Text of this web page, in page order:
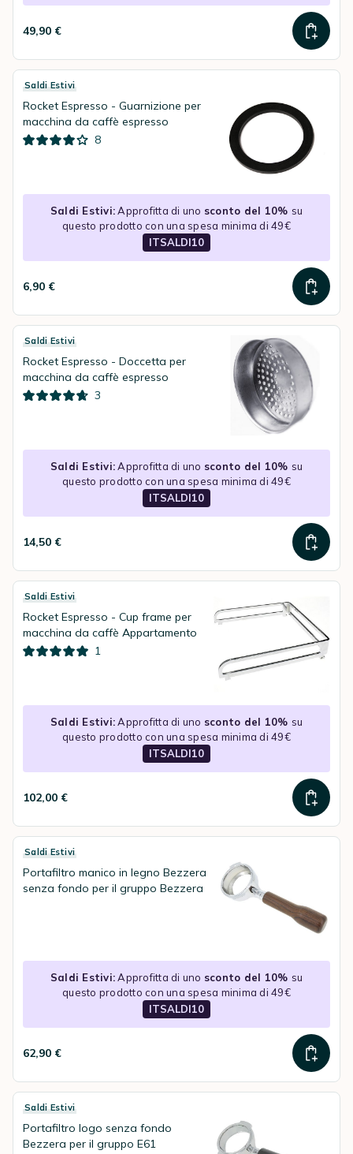
49,90 €
Saldi Estivi
Rocket Espresso - Guarnizione per
macchina da caffè espresso
8
Saldi Estivi:Approfitta di uno sconto del 10% su
questo prodotto con una spesa minima di 49€
ITSALDI10
6,90 €
Saldi Estivi
Rocket Espresso - Doccetta per
macchina da caffè espresso
3
Saldi Estivi:Approfitta di uno sconto del 10% su
questo prodotto con una spesa minima di 49€
ITSALDI10
14,50 €
Saldi Estivi
Rocket Espresso - Cup frame per
macchina da caffè Appartamento
1
Saldi Estivi:Approfitta di uno sconto del 10% su
questo prodotto con una spesa minima di 49€
ITSALDI10
102,00 €
Saldi Estivi
Portafiltro manico in legno Bezzera
senza fondo per il gruppo Bezzera
Saldi Estivi:Approfitta di uno sconto del 10% su
questo prodotto con una spesa minima di 49€
ITSALDI10
62,90 €
Saldi Estivi
Portafiltro logo senza fondo
Bezzera per il gruppo E61